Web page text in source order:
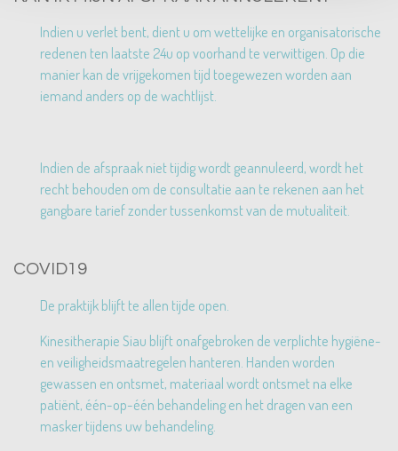
Indien u verlet bent, dient u om wettelijke en organisatorische
redenen ten laatste 24u op voorhand te verwittigen. Op die
manier kan de vrijgekomen tijd toegewezen worden aan
iemand anders op de wachtlijst.
Indien de afspraak niet tijdig wordt geannuleerd, wordt het
recht behouden om de consultatie aan te rekenen aan het
gangbare tariefzonder tussenkomst van de mutualiteit.
COVID19
De praktijk blijft te allen tijde open.
Kinesitherapie Siau blijft onafgebroken de verplichte hygiëne-
en veiligheidsmaatregelen hanteren. Handen worden
gewassen en ontsmet, materiaal wordt ontsmet na elke
patiënt, één-op-één behandeling en het dragen van een
masker tijdens uw behandeling.